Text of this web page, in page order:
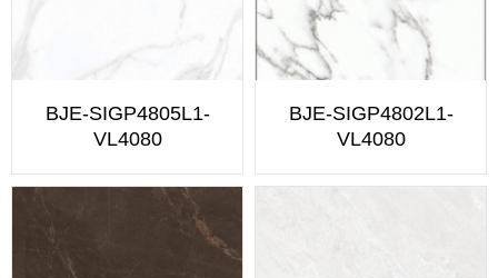
BJE-SIGP4805L1-
VL4080
BJE-SIGP4802L1-
VL4080